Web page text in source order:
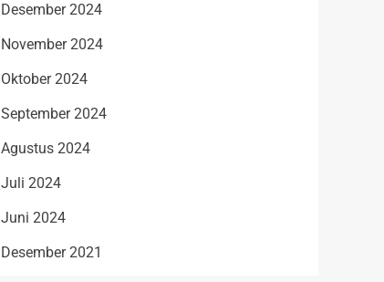
Desember 2024
November 2024
Oktober 2024
September 2024
Agustus 2024
Juli 2024
Juni 2024
Desember 2021